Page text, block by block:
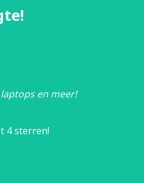
en meer!
4 sterren!